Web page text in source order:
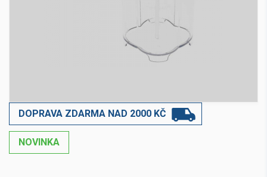
DOPRAVA ZDARMA NAD 2000 KČ
NOVINKA